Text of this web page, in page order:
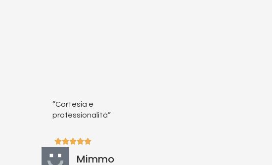
“Cortesia e
professionalità”
5
Mimmo